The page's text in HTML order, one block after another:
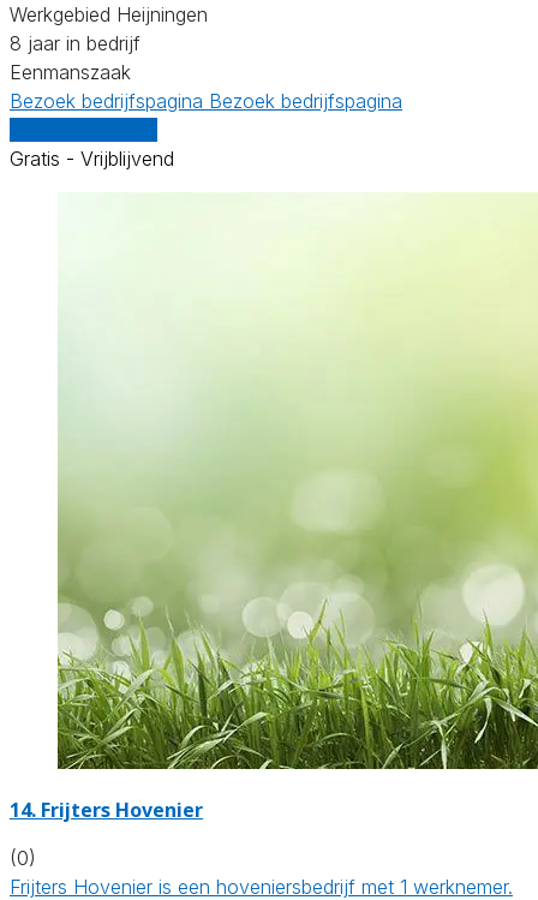
Werkgebied Heijningen
8 jaar in bedrijf
Eenmanszaak
Bezoek bedrijfspagina Bezoek bedrijfspagina
Gratis - Vrijblijvend
14. Frijters Hovenier
(0)
Frijters Hovenier is een hoveniersbedrijf met 1 werknemer.